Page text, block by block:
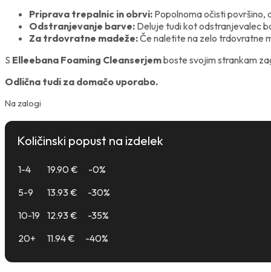
Priprava trepalnic in obrvi: Popolnoma očisti
Odstranjevanje barve: Deluje tudi kot odstranjevalec
Za trdovratne madeže:Če naletite na zelo trdovratne
S Elleebana Foaming Cleanserjemboste svojim strankam
Odlična tudi za domačo uporabo.
Na zalogi
Količinski popust na izdelek
1-4 19.90€
-0%
5-9
13.93€
-30%
10-19
12.93€
-35%
20+
11.94€ -40%